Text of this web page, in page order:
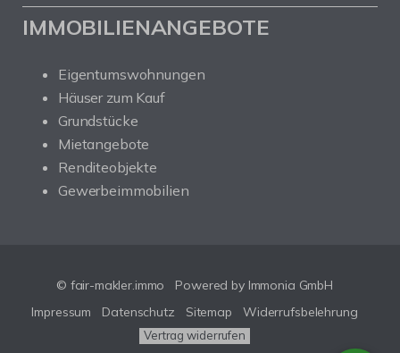
IMMOBILIENANGEBOTE
Eigentumswohnungen
Häuser zum Kauf
Grundstücke
Mietangebote
Renditeobjekte
Gewerbeimmobilien
© fair-makler.immo
Powered by Immonia GmbH
Impressum
Datenschutz Sitemap Widerrufsbelehrung
Vertrag widerrufen